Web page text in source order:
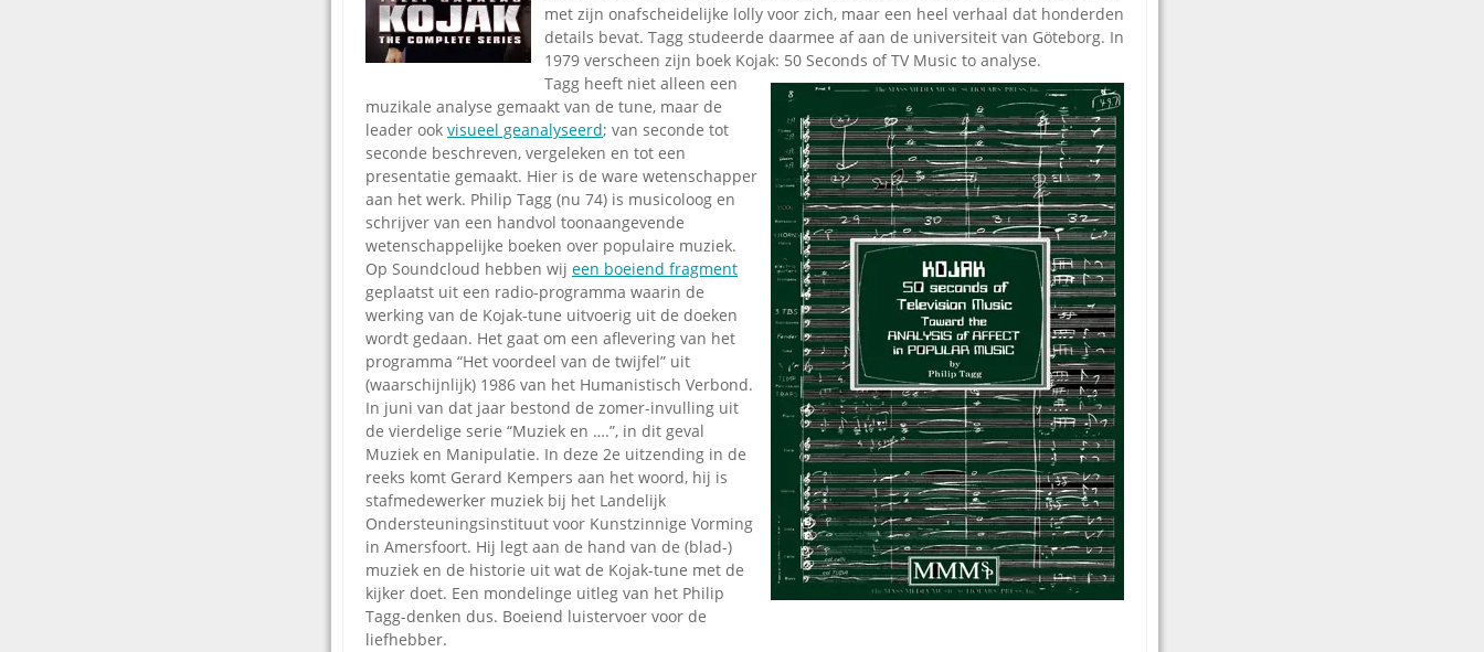
met zijn onafscheidelijke lolly voor zich, maar een heel verhaal dat honderden
details bevat. Tagg studeerde daarmee af aan de universiteit van Göteborg. In
1979 verscheen zijn boek Kojak: 50 Seconds of TV Music to analyse.
Tagg heeft niet alleen een
muzikale analyse gemaakt van de tune, maar de
leader ook visueel geanalyseerd; van seconde tot
seconde beschreven, vergeleken en tot een
presentatie gemaakt. Hier is de ware wetenschapper
aan het werk. Philip Tagg (nu 74) is musicoloog en
schrijver van een handvol toonaangevende
wetenschappelijke boeken over populaire muziek.
Op Soundcloud hebben wij een boeiend fragment
geplaatst uit een radio-programma waarin de
werking van de Kojak-tune uitvoerig uit de doeken
wordt gedaan. Het gaat om een aflevering van het
programma “Het voordeel van de twijfel” uit
(waarschijnlijk) 1986 van het Humanistisch Verbond.
In juni van dat jaar bestond de zomer-invulling uit
de vierdelige serie “Muziek en ….”, in dit geval
Muziek en Manipulatie. In deze 2e uitzending in de
reeks komt Gerard Kempers aan het woord, hij is
stafmedewerker muziek bij het Landelijk
Ondersteuningsinstituut voor Kunstzinnige Vorming
in Amersfoort. Hij legt aan de hand van de (blad-)
muziek en de historie uit wat de Kojak-tune met de
kijker doet. Een mondelinge uitleg van het Philip
Tagg-denken dus. Boeiend luistervoer voor de
liefhebber.